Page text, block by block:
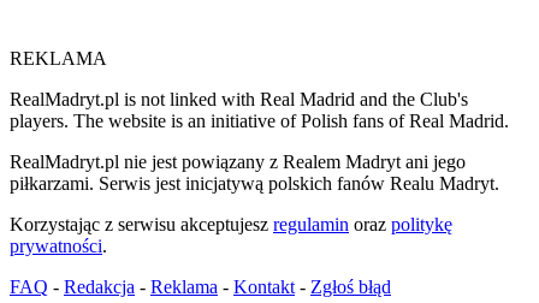
REKLAMA
RealMadryt.pl is not linked with Real Madrid and the Club's
players. The website is an initiative of Polish fans of Real Madrid.
RealMadryt.pl nie jest powiązany z Realem Madryt ani jego
piłkarzami. Serwis jest inicjatywą polskich fanów Realu Madryt.
Korzystając z serwisu akceptujesz regulamin oraz politykę
prywatności.
FAQ - Redakcja - Reklama - Kontakt - Zgłoś błąd